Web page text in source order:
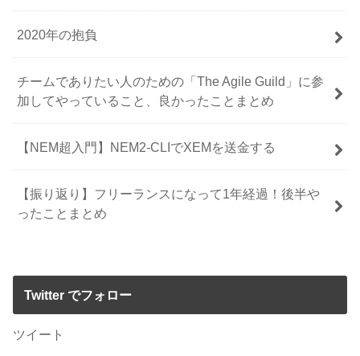
2020年の抱負
チームでありたい人のための「The Agile Guild」に参
加してやっていること、良かったことまとめ
【NEM超入門】NEM2-CLIでXEMを送金する
【振り返り】フリーランスになって1年経過！後半や
ったことまとめ
Twitter でフォロー
ツイート